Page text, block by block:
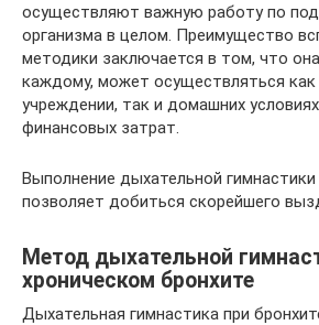
осуществляют важную работу по
организма в целом. Преимущество
методики заключается в том, что
каждому, может осуществляться
учреждении, так и домашних
финансовых затрат.
Выполнение дыхательной гимнастики
позволяет добиться скорейшего
Метод дыхательной
хроническом бронхите
Дыхательная гимнастика при